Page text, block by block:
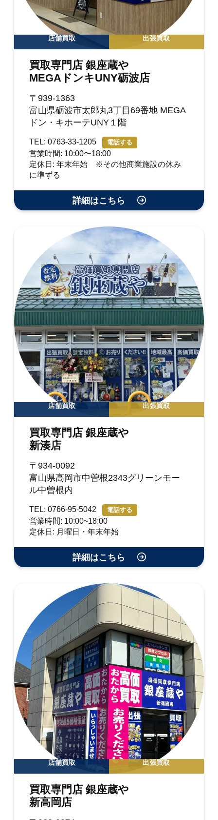
店舗買取 出張買取
買取専門店 銀座蔵や
MEGAドンキUNY砺波店
〒939-1363
富山県砺波市太郎丸3丁目69番地 MEGA
ドン・キホーテUNY１階
TEL: 0763-33-1205 電話する
営業時間: 10:00〜18:00
定休日: 年末年始 ※その他商業施設の休み
に準ずる
詳細はこちら
店舗買取 出張買取
買取専門店 銀座蔵や
新湊店
〒934-0092
富山県高岡市中曽根2343グリーンモー
ル中曽根内
TEL: 0766-95-5042 電話する
営業時間: 10:00~18:00
定休日: 月曜日・年末年始
詳細はこちら
店舗買取 出張買取
買取専門店 銀座蔵や
新高岡店